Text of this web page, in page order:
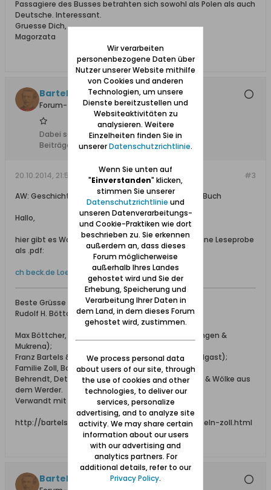
Passagiere des Busses betrahten sich sowohl als Polen als auch
Deutsche. Interessant.
Gruesse Dich,
Magorzata
Bartels
Forum-Teilnehmer
Dabei seit:
25.07.2012
Beiträge:
3448
#3
20.10.2014, 21:55
AW: Geschichte der Polen in Deutschland - neues Buch
Hallo,
hier gibt es Waschzettel (?), Inhaltsangabe und eine Leseprobe
als .pdf:
ch beck.de Loew-Oliver-Unsichtbaren
Beste Grüsse
Rudolf H. Böttcher
Max Böttcher, Ing. bei Schichau (aus Beesenlaublingen &
Mukrena);
Franz Bartels & Co., Danzig Breitgasse 64 (aus Wolgast);
Familie Zoll, Bohnsack;
Behrendt, Detlaff / Detloff, Katt, Lissau, Schönhoff & Wölke aus
dem Werder.
Verwandt mit den Familien: Elsner, Adrian, Falk.
http://bartels-zoll.blogspot.de/2012/07/ahnentafeln-zoll.html
Bartels
Wir verarbeiten
personenbezogene Daten über
Nutzer unserer Website mithilfe
von Cookies und anderen
Technologien, um unsere
Dienste bereitzustellen und
Websiteaktivitäten zu
analysieren. Weitere
Einzelheiten finden Sie in
unsererDatenschutzrichtlinie.
Wenn Sie unten auf
"Einverstanden" klicken,
stimmen Sie unserer
Datenschutzrichtlinie und
unseren Datenverarbeitungs-
und Cookie-Praktiken wie dort
beschrieben zu. Sie erkennen
außerdem an, dass dieses
Forum möglicherweise
außerhalb Ihres Landes
gehostet wird und Sie der
Erhebung, Speicherung und
Verarbeitung Ihrer Daten in
dem Land, in dem dieses Forum
gehostet wird, zustimmen.
We process personal data
about users of our site, through
the use of cookies and other
technologies, to deliver our
services, personalize
advertising, and to analyze site
activity. We may share certain
information about our users
with our advertising and
analytics partners. For
additional details, refer to our
Privacy Policy.